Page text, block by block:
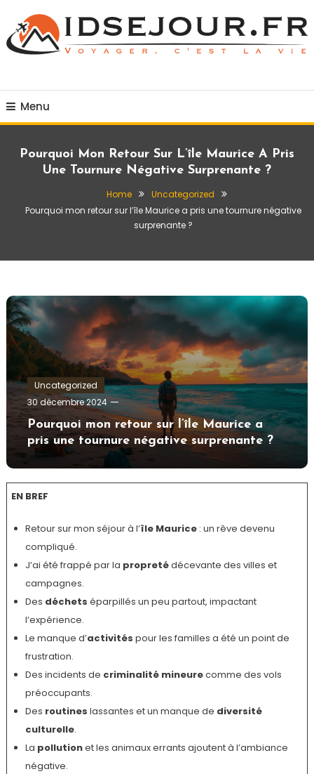
Content
Menu
Pourquoi Mon Retour Sur L’île Maurice A Pris
Une Tournure Négative Surprenante ?
Home
Uncategorized
Pourquoi mon retour sur l’île Maurice a pris une tournure négative
surprenante ?
Uncategorized
30 décembre 2024
Tom.Vidal.46
Pourquoi mon retour sur l’île Maurice a
pris une tournure négative surprenante ?
EN BREF
Retour sur mon séjour à l’île Maurice : un rêve devenu
compliqué.
J’ai été frappé par la propretédécevante des villes et
campagnes.
Des déchets éparpillés un peu partout, impactant
l’expérience.
Le manque d’activités pour les familles a été un point de
frustration.
Des incidents de criminalité mineurecomme des vols
préoccupants.
Des routines lassantes et un manque de diversité
culturelle.
La pollutionet les animaux errants ajoutent à l’ambiance
négative.